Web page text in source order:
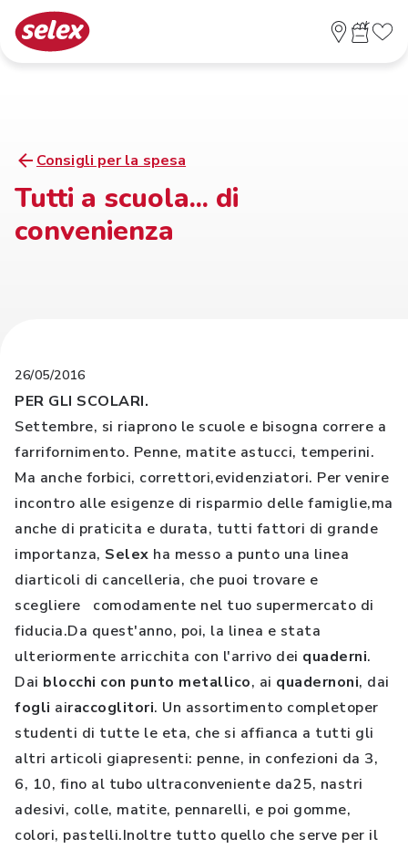
Consigli per la spesa
Tutti a scuola... di
convenienza
26/05/2016
PER GLI SCOLARI.
Settembre, si riaprono le scuole e bisogna correre a
farrifornimento. Penne, matite astucci, temperini.
Ma anche forbici, correttori,evidenziatori. Per venire
incontro alle esigenze di risparmio delle famiglie,ma
anche di praticita e durata, tutti fattori di grande
importanza, Selex ha messo a punto una linea
diarticoli di cancelleria, che puoi trovare e
scegliere comodamente nel tuo supermercato di
fiducia.Da quest'anno, poi, la linea e stata
ulteriormente arricchita con l'arrivo dei quaderni.
Dai blocchi con punto metallico, ai quadernoni, dai
fogli airaccoglitori. Un assortimento completoper
studenti di tutte le eta, che si affianca a tutti gli
altri articoli giapresenti: penne, in confezioni da 3,
6, 10, fino al tubo ultraconveniente da25, nastri
adesivi, colle, matite, pennarelli, e poi gomme,
colori, pastelli.Inoltre tutto quello che serve per il